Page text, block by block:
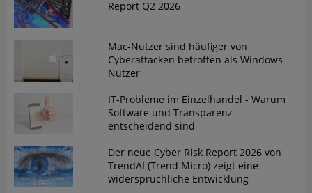
Report Q2 2026
Mac-Nutzer sind häufiger von
Cyberattacken betroffen als Windows-
Nutzer
IT-Probleme im Einzelhandel - Warum
Software und Transparenz
entscheidend sind
Der neue Cyber Risk Report 2026 von
TrendAI (Trend Micro) zeigt eine
widersprüchliche Entwicklung